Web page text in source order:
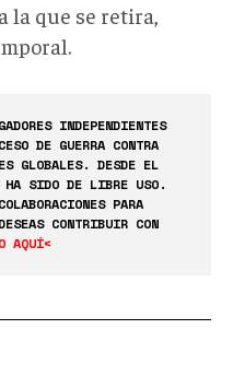
la que se retira,
INDEPENDIENTES
DE GUERRA CONTRA
GLOBALES. DESDE EL
HA SIDO DE LIBRE USO.
PARA
CONTRIBUIR CON
AQUÍ<